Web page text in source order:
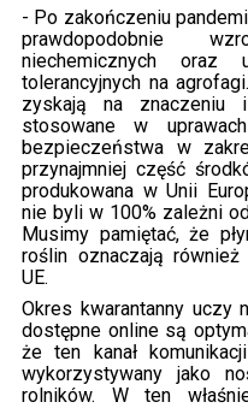
- Po zakończeniu
prawdopodobnie
niechemicznych oraz
tolerancyjnych na
zyskają na
stosowane w
bezpieczeństwa w
przynajmniej część
produkowana w Unii
nie byli w 100% zależni
Musimy pamiętać, że
roślin oznaczają
UE.
Okres kwarantanny uczy
dostępne online są
że ten kanał
wykorzystywany jako
rolników. W ten